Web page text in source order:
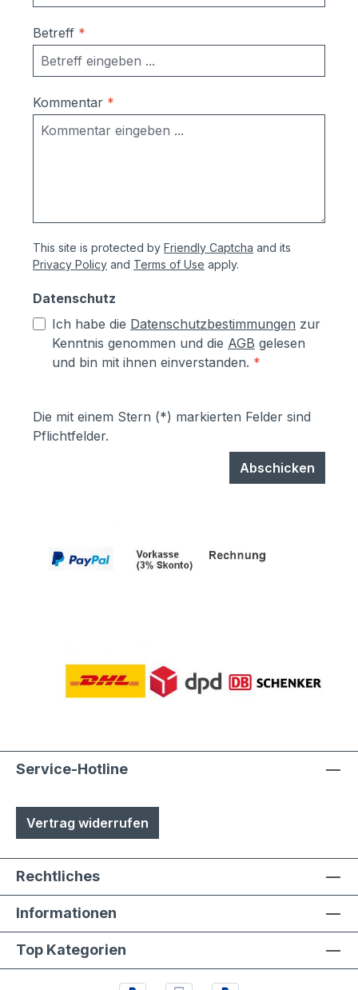
Betreff *
Kommentar *
This site is protected by Friendly Captcha and its
Privacy Policy and Terms of Use apply.
Datenschutz
Ich habe die Datenschutzbestimmungen zur
Kenntnis genommen und die AGB gelesen
und bin mit ihnen einverstanden. *
Die mit einem Stern (*) markierten Felder sind
Pflichtfelder.
Abschicken
Service-Hotline
Vertrag widerrufen
Rechtliches
Informationen
Top Kategorien